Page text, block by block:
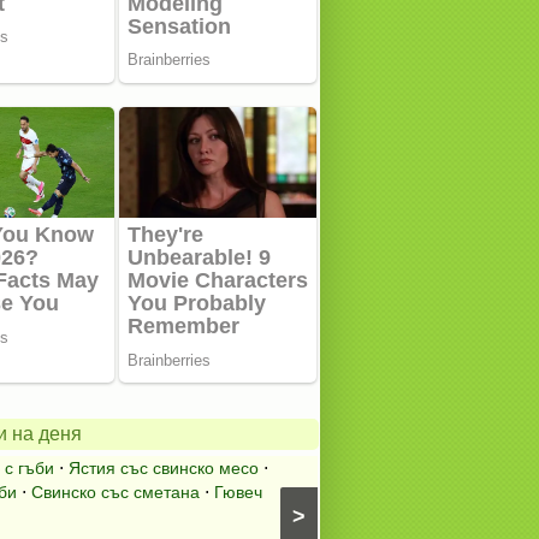
на деня
>
гъби ⋅ Ястия със свинско месо ⋅
⋅ Свинско със сметана ⋅ Гювеч